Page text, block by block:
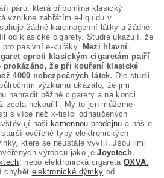
páru, která připomíná klasický
vznikne zahřátím e-liquidu v
žádné karcinogenní látky a žádné
od klasické cigarety. Studie ukazují, že
pasivní e-kuřáky.
Mezi hlavní
oproti klasickým cigaretám patří
prokázáno, že při kouření klasické
4000 nebezpečných látek. Dle studii
výzkumu ukázalo, že jim
nahradit běžné cigarety a na konci
zcela nekouřili. My to jen můžeme
s více než x-tisíci odnaučených
naši kamennou prodejnu a náš e-
ověřené typy elektronických
které se neustále vyvíjí. Jsou jimi
výrobců jako jeJoyetech,
, nebo elektronická cigareta OXVA.
chybět elektronické dýmky od